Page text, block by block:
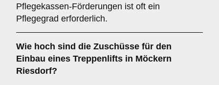
Pflegekassen-Förderungen ist oft ein
Pflegegrad erforderlich.
Wie hoch sind die Zuschüsse für den
Einbau eines Treppenlifts in Möckern
Riesdorf?